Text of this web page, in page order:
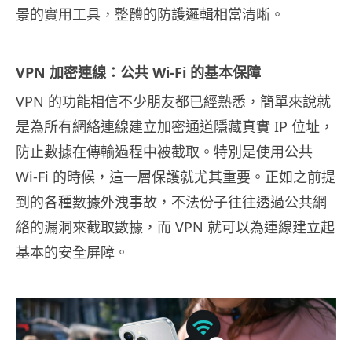
景的實用工具，整體的防護邏輯相當清晰。
VPN 加密連線：公共 Wi-Fi 的基本保障
VPN 的功能相信不少朋友都已經熟悉，簡單來說就
是為所有網絡連線建立加密通道隱藏真實 IP 位址，
防止數據在傳輸過程中被截取。特別是使用公共
Wi-Fi 的時候，這一層保護就尤其重要。正如之前提
到的各種數據外洩事故，不法份子往往透過公共網
絡的漏洞來截取數據，而 VPN 就可以為連線建立起
基本的安全屏障。